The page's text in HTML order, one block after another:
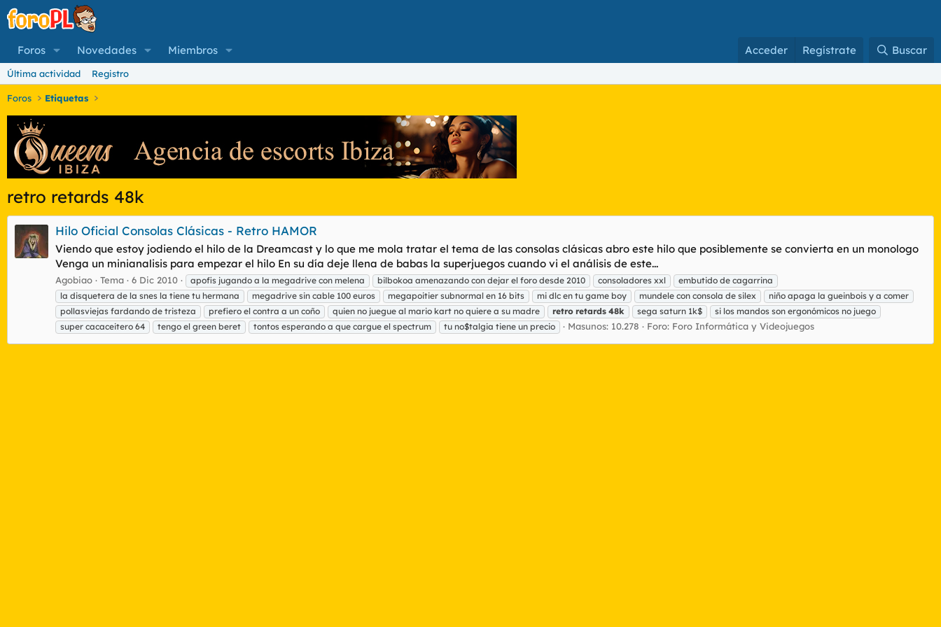
Foros Novedades Miembros Acceder Regístrate Buscar
Última actividad Registro
Foros Etiquetas
retro retards 48k
Hilo Oficial Consolas Clásicas - Retro HAMOR
Viendo que estoy jodiendo el hilo de la Dreamcast y lo que me mola tratar el tema de las consolas clásicas abro este hilo que posiblemente se convierta en un monologo
Venga un minianalisis para empezar el hilo En su día deje llena de babas la superjuegos cuando vi el análisis de este...
Agobiao Tema 6 Dic 2010 apofis jugando a la megadrive con melena bilbokoa amenazando con dejar el foro desde 2010 consoladores xxl
embutido de cagarrina
la disquetera de la snes la tiene tu hermana
megadrive sin cable 100 euros megapoitier subnormal en 16 bits mi dlc en tu game boy mundele con consola de silex
niño apaga la gueinbois y a comer
pollasviejas fardando de tristeza
prefiero el contra a un coño quien no juegue al mario kart no quiere a su madre retro retards 48k sega saturn 1k$
si los mandos son ergonómicos no juego
super cacaceitero 64
tengo el green beret tontos esperando a que cargue el spectrum tu no$talgia tiene un precio Masunos: 10.278 Foro: Foro Informática y Videojuegos